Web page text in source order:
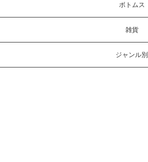
ボトムス
雑貨
ジャンル別